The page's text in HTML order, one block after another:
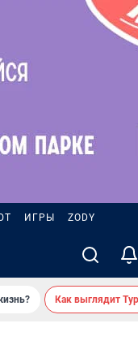
ИГРЫ ZODY
Как выглядит